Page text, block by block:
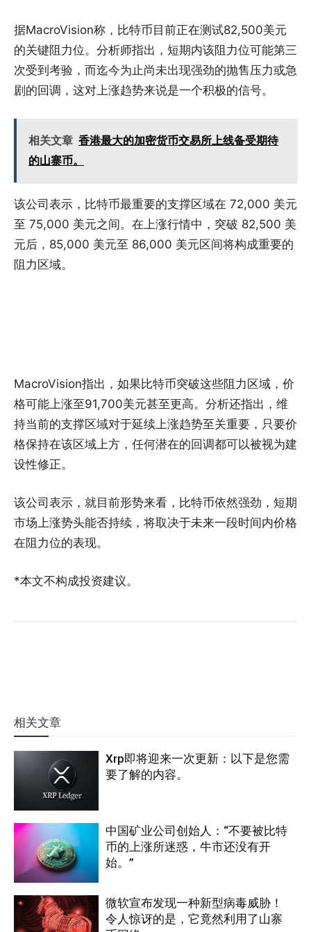
据MacroVision称，比特币目前正在测试82,500美元
的关键阻力位。分析师指出，短期内该阻力位可能第三
次受到考验，而迄今为止尚未出现强劲的抛售压力或急
剧的回调，这对上涨趋势来说是一个积极的信号。
相关文章 香港最大的加密货币交易所上线备受期待
的山寨币。
该公司表示，比特币最重要的支撑区域在 72,000 美元
至 75,000 美元之间。在上涨行情中，突破 82,500 美
元后，85,000 美元至 86,000 美元区间将构成重要的
阻力区域。
MacroVision指出，如果比特币突破这些阻力区域，价
格可能上涨至91,700美元甚至更高。分析还指出，维
持当前的支撑区域对于延续上涨趋势至关重要，只要价
格保持在该区域上方，任何潜在的回调都可以被视为建
设性修正。
该公司表示，就目前形势来看，比特币依然强劲，短期
市场上涨势头能否持续，将取决于未来一段时间内价格
在阻力位的表现。
*本文不构成投资建议。
相关文章
Xrp即将迎来一次更新：以下是您需
要了解的内容。
中国矿业公司创始人：“不要被比特
币的上涨所迷惑，牛市还没有开
始。”
微软宣布发现一种新型病毒威胁！
令人惊讶的是，它竟然利用了山寨